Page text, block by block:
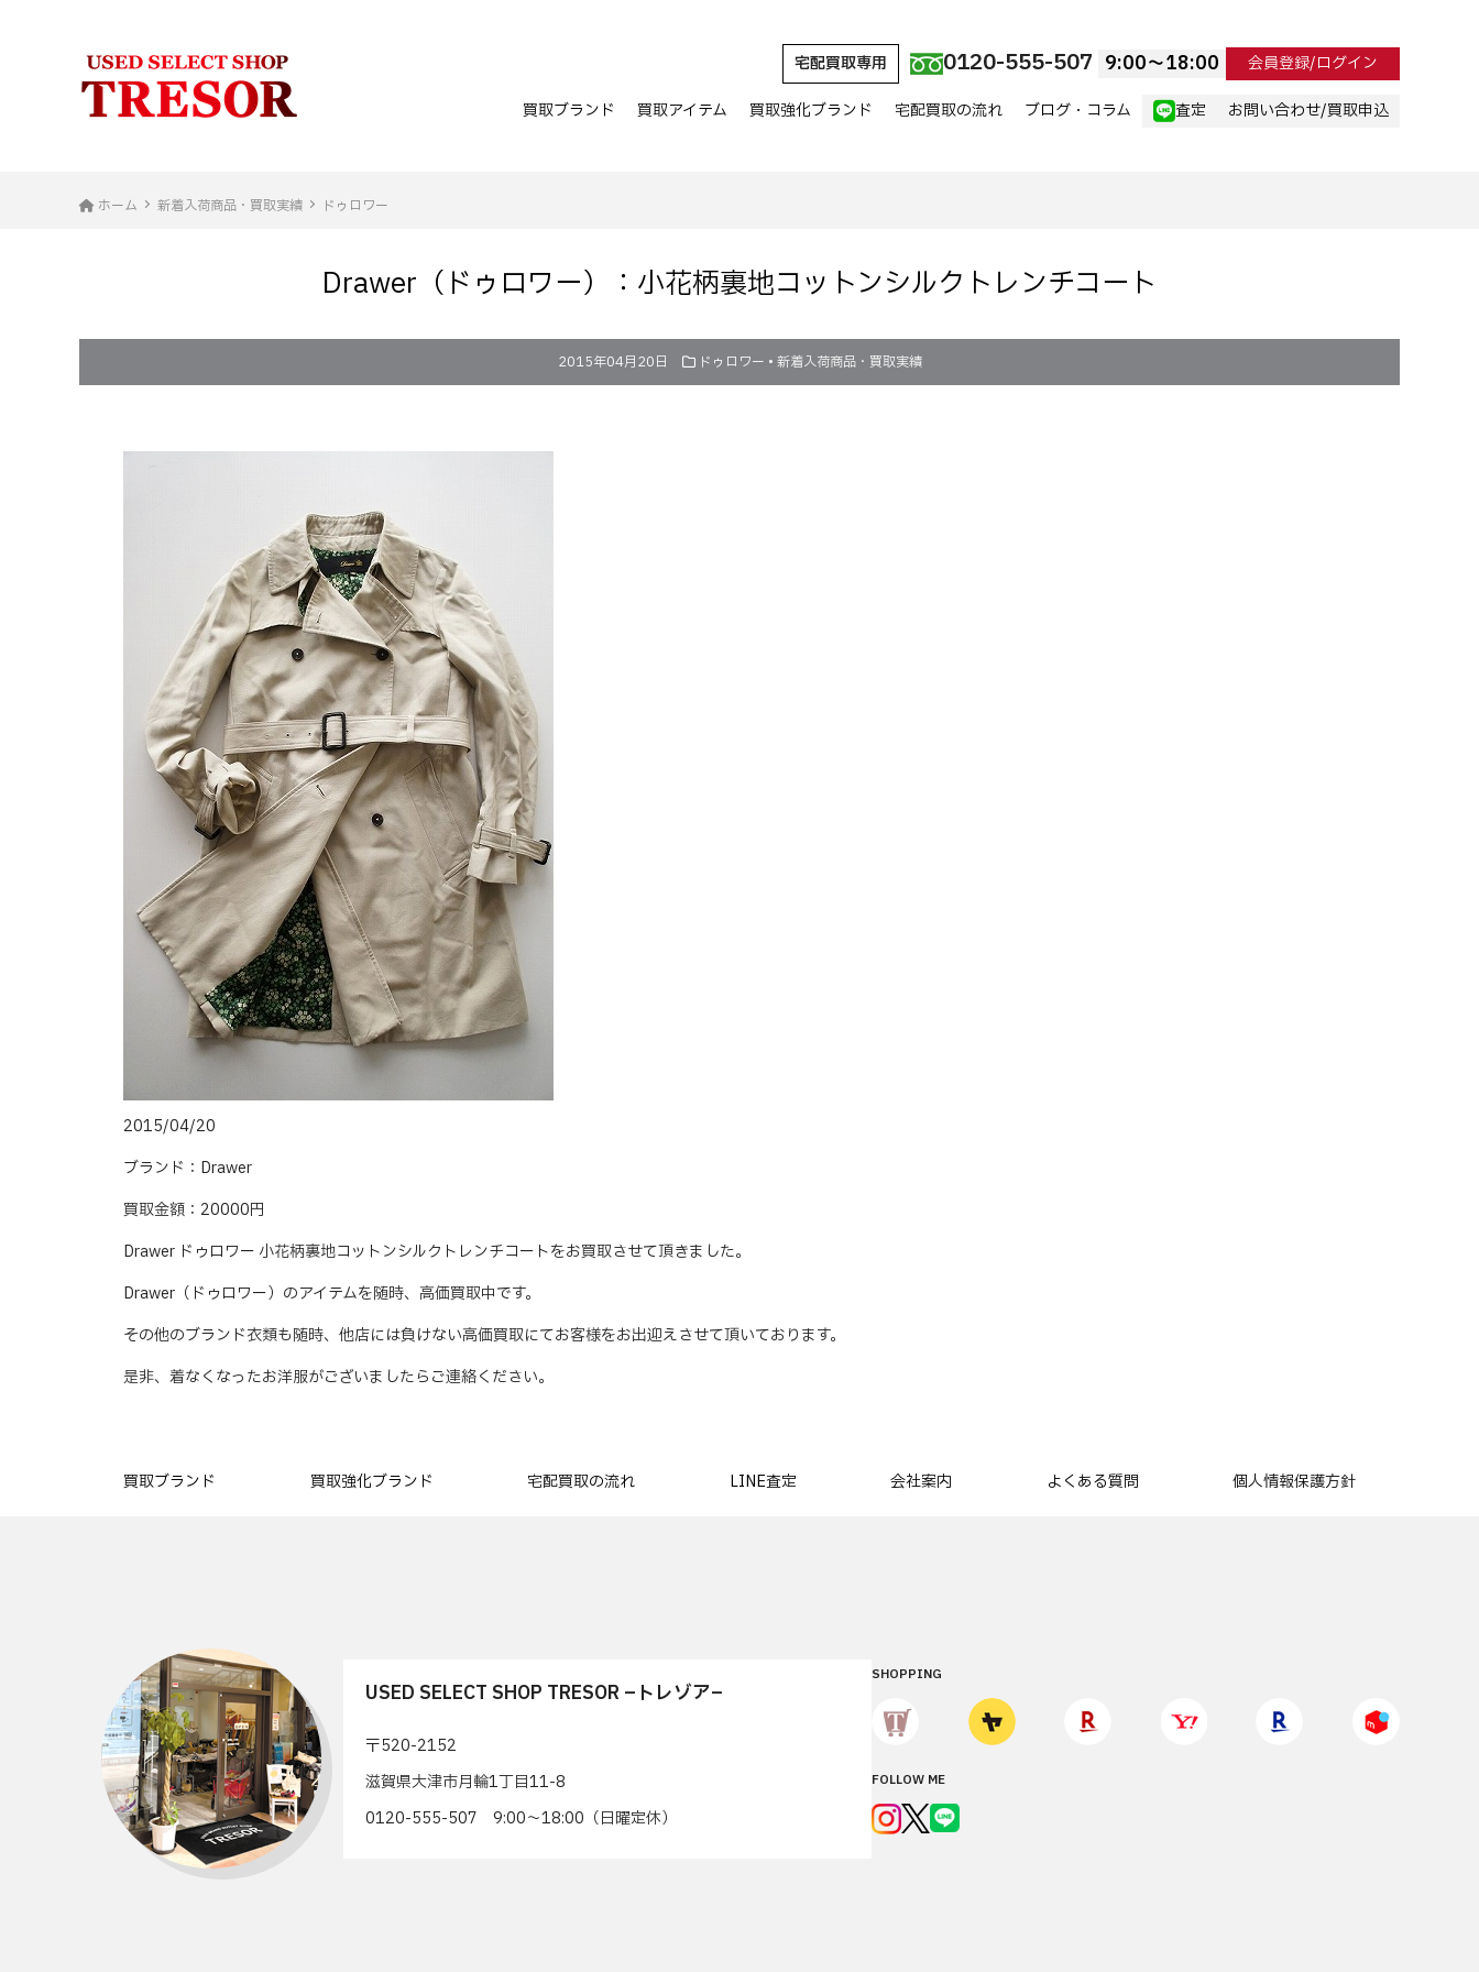
宅配買取専用 0120-555-507 9:00〜18:00 会員登録/ログイン
買取ブランド 買取アイテム 買取強化ブランド 宅配買取の流れ ブログ・コラム 査定 お問い合わせ/買取申込
ホーム 新着入荷商品・買取実績 ドゥロワー
Drawer（ドゥロワー）：小花柄裏地コットンシルクトレンチコート
2015年04月20日 ドゥロワー • 新着入荷商品・買取実績
2015/04/20
ブランド：Drawer
買取金額：20000円
Drawer ドゥロワー 小花柄裏地コットンシルクトレンチコートをお買取させて頂きました。
Drawer（ドゥロワー）のアイテムを随時、高価買取中です。
その他のブランド衣類も随時、他店には負けない高価買取にてお客様をお出迎えさせて頂いております。
是非、着なくなったお洋服がございましたらご連絡ください。
買取ブランド 買取強化ブランド 宅配買取の流れ LINE査定 会社案内 よくある質問 個人情報保護方針
USED SELECT SHOP TRESOR –トレゾア–
〒520-2152
滋賀県大津市月輪1丁目11-8
0120-555-507 9:00〜18:00（日曜定休）
SHOPPING
FOLLOW ME